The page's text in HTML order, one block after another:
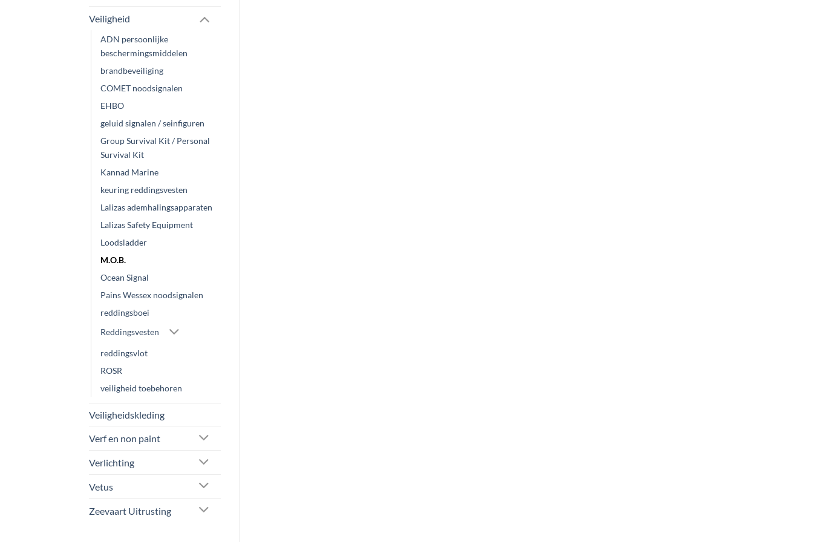
Veiligheid
ADN persoonlijke
beschermingsmiddelen
brandbeveiliging
COMET noodsignalen
EHBO
geluid signalen / seinfiguren
Group Survival Kit / Personal
Survival Kit
Kannad Marine
keuring reddingsvesten
Lalizas ademhalingsapparaten
Lalizas Safety Equipment
Loodsladder
M.O.B.
Ocean Signal
Pains Wessex noodsignalen
reddingsboei
Reddingsvesten
reddingsvlot
ROSR
veiligheid toebehoren
Veiligheidskleding
Verf en non paint
Verlichting
Vetus
Zeevaart Uitrusting